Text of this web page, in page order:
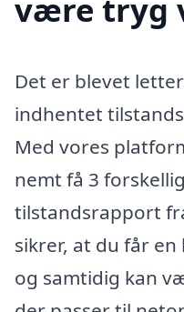
være tryg
Det er blevet
indhentet
Med vores
nemt få 3
tilstandsrapport
sikrer, at du får
og samtidig kan